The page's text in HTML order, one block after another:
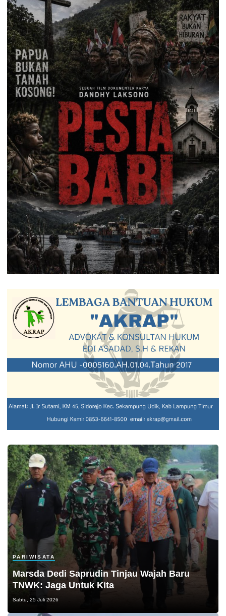
PARIWISATA
Marsda Dedi Saprudin Tinjau Wajah Baru
TNWK: Jaga Untuk Kita
Sabtu, 25 Juli 2026